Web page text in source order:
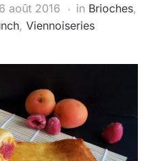
6 août 2016 in Brioches,
, Viennoiseries